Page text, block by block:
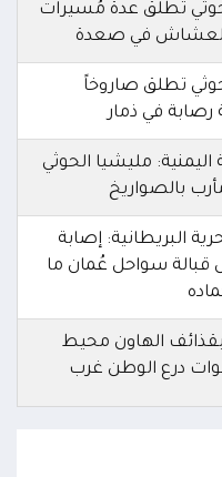
تطلق عدة مُسيرات
العشاش في صعدة
تطلق صاروخاً
في ذمار
مليشيا الحوثي
بالصواريخ
البريطانية: إصابة
سواحل عُمان ما
الهاون محيط
درع الوطن غرب
سكنية غرب قعطبة